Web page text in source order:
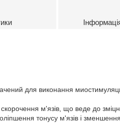
для виконання
скорочення м'язів, що веде до
тонусу м'язів і зменшення